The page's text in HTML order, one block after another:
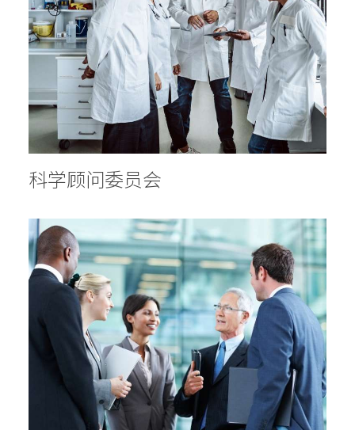
投资者关系
联系我们
散光计算器
内部邮箱
ENG
科学顾问委员会